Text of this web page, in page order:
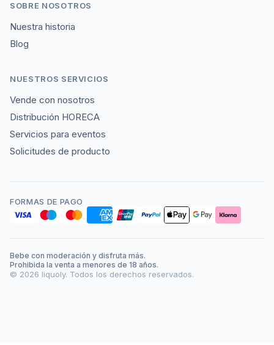
SOBRE NOSOTROS
Nuestra historia
Blog
NUESTROS SERVICIOS
Vende con nosotros
Distribución HORECA
Servicios para eventos
Solicitudes de producto
FORMAS DE PAGO
Bebe con moderación y disfruta más.
Prohibida la venta a menores de 18 años.
© 2026 liquoly. Todos los derechos reservados.